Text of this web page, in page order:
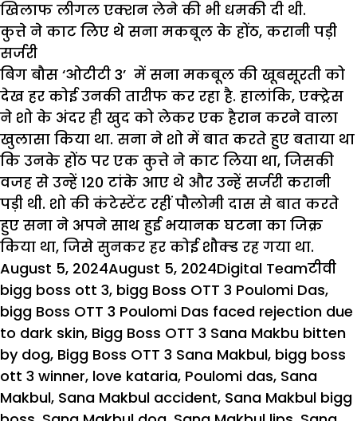
खिलाफ लीगल एक्शन लेने की भी धमकी दी थी.
कुत्ते ने काट लिए थे सना मकबूल के होंठ, करानी पड़ी
सर्जरी
बिग बौस ‘ओटीटी 3’ में सना मकबूल की खूबसूरती को
देख हर कोई उनकी तारीफ कर रहा है. हालांकि, एक्ट्रेस
ने शो के अंदर ही खुद को लेकर एक हैरान करने वाला
खुलासा किया था. सना ने शो में बात करते हुए बताया था
कि उनके होंठ पर एक कुत्ते ने काट लिया था, जिसकी
वजह से उन्हें 120 टांके आए थे और उन्हें सर्जरी करानी
पड़ी थी. शो की कंटेस्टेंट रहीं पौलोमी दास से बात करते
हुए सना ने अपने साथ हुई भयानक घटना का जिक्र
किया था, जिसे सुनकर हर कोई शौक्ड रह गया था.
Posted
on
August 5, 2024August 5, 2024Author
Digital Teamटीवी
bigg boss ott 3, bigg Boss OTT 3 Poulomi Das,
bigg Boss OTT 3 Poulomi Das faced rejection due
to dark skin, Bigg Boss OTT 3 Sana Makbu bitten
by dog, Bigg Boss OTT 3 Sana Makbul, bigg boss
ott 3 winner, love kataria, Poulomi das, Sana
Makbul, Sana Makbul accident, Sana Makbul bigg